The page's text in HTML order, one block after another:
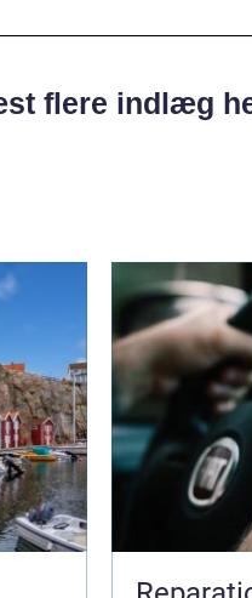
flere indlæg